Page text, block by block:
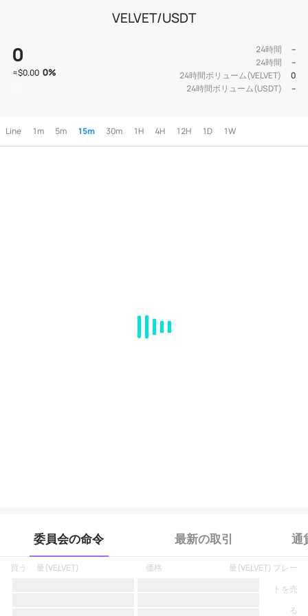
VELVET/USDT
0
≈$0.00 0%
24時間
--
24時間
--
24時間ボリューム(VELVET)
0
24時間ボリューム(USDT)
--
Line 1m 5m 15m 30m 1H 4H 12H 1D 1W
委員会の命令 最新の取引 通
買う 量(VELVET) 価格
プレー
トを売
る
量(VELVET)